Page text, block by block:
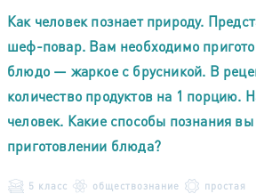
Как человек познает природу.
шеф-повар. Вам необходимо
блюдо — жаркое с брусникой. В
количество продуктов на 1 порцию.
человек. Какие способы познания
приготовлении блюда?
5 класс обществознание простая